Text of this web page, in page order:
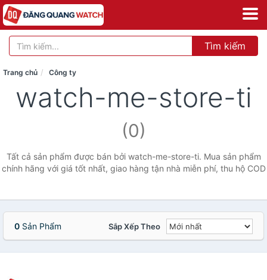
Tìm kiếm
Trang chủ Công ty
watch-me-store-ti
(0)
Tất cả sản phẩm được bán bởi watch-me-store-ti. Mua sản phẩm
chính hãng với giá tốt nhất, giao hàng tận nhà miễn phí, thu hộ COD
0 Sản Phẩm Sắp Xếp Theo